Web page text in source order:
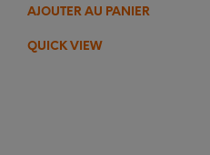
AJOUTER AU PANIER
QUICK VIEW